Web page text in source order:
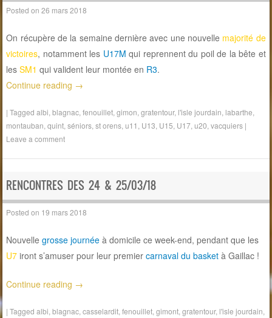
Posted on26 mars 2018
On récupère de la semaine dernière avec une nouvelle majorité de
victoires, notamment les U17M qui reprennent du poil de la bête et
lesSM1 qui valident leur montée en R3.
Continue reading →
|Taggedalbi ,blagnac ,fenouillet ,gimon ,gratentour, l'isle jourdain labarthe
montauban ,quint ,séniors ,st orens ,u11 U13 U15 U17 ,u20 ,vacquiers |
Leave a comment
RENCONTRES DES 24 & 25/03/18
Posted on 19 mars 2018
Nouvelle grosse journée à domicile ce week-end, pendant que les
U7 iront s’amuser pour leur premiercarnaval du basket à Gaillac !
Continue reading →
|Taggedalbi ,blagnac ,casselardit ,fenouillet ,gimont ,gratentour, l'isle jourdain